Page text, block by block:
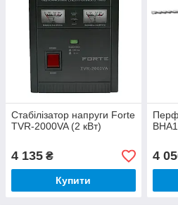
Стабілізатор напруги Forte
TVR-2000VA (2 кВт)
4 135 ₴
Купити
4